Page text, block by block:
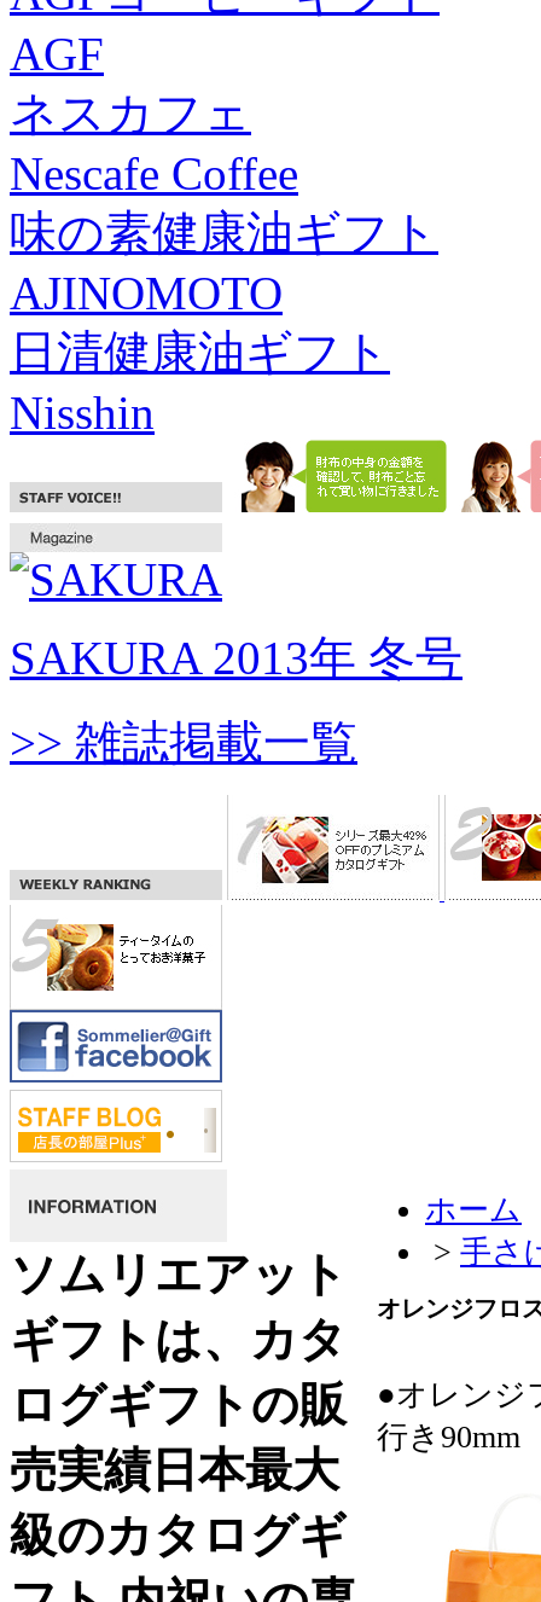
AGF
ネスカフェ
Nescafe Coffee
味の素健康油ギフト
AJINOMOTO
日清健康油ギフト
Nisshin
SAKURA 2013年 冬号
>> 雑誌掲載一覧
ホーム
> 手さ
オレンジフロ
●オレンジ
行き90mm
ソムリエアット
ギフトは、カタ
ログギフトの販
売実績日本最大
級のカタログギ